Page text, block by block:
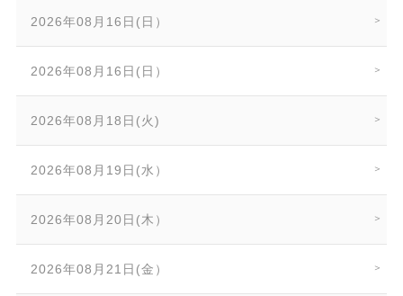
2026年08月16日(日）
2026年08月16日(日）
2026年08月18日(火)
2026年08月19日(水）
2026年08月20日(木）
2026年08月21日(金）